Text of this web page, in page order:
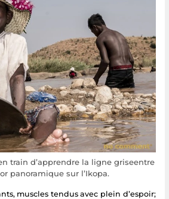
train d’apprendre la ligne griseentre
panoramique sur l’Ikopa.
muscles tendus avec plein d’espoir;